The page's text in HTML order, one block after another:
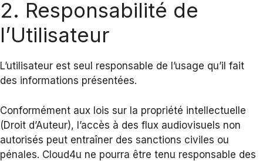
2. Responsabilité de
l’Utilisateur
L’utilisateur est seul responsable de l’usage qu’il fait
des informations présentées.
Conformément aux lois sur la propriété intellectuelle
(Droit d’Auteur), l’accès à des flux audiovisuels non
autorisés peut entraîner des sanctions civiles ou
pénales. Cloud4u ne pourra être tenu responsable des